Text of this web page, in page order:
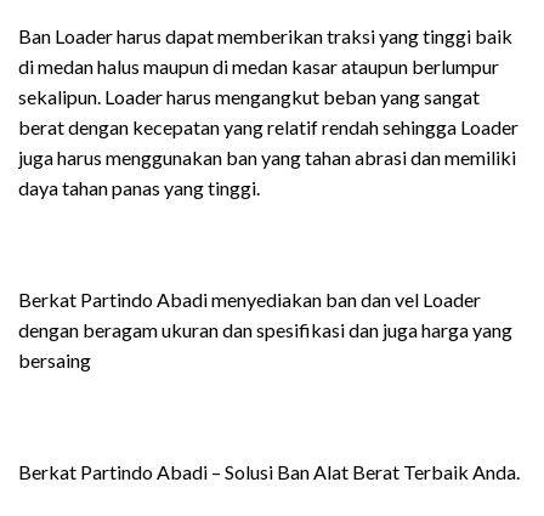
Ban Loader harus dapat memberikan traksi yang tinggi baik
di medan halus maupun di medan kasar ataupun berlumpur
sekalipun. Loader harus mengangkut beban yang sangat
berat dengan kecepatan yang relatif rendah sehingga Loader
juga harus menggunakan ban yang tahan abrasi dan memiliki
daya tahan panas yang tinggi.
Berkat Partindo Abadi menyediakan ban dan vel Loader
dengan beragam ukuran dan spesifikasi dan juga harga yang
bersaing
Berkat Partindo Abadi – Solusi Ban Alat Berat Terbaik Anda.